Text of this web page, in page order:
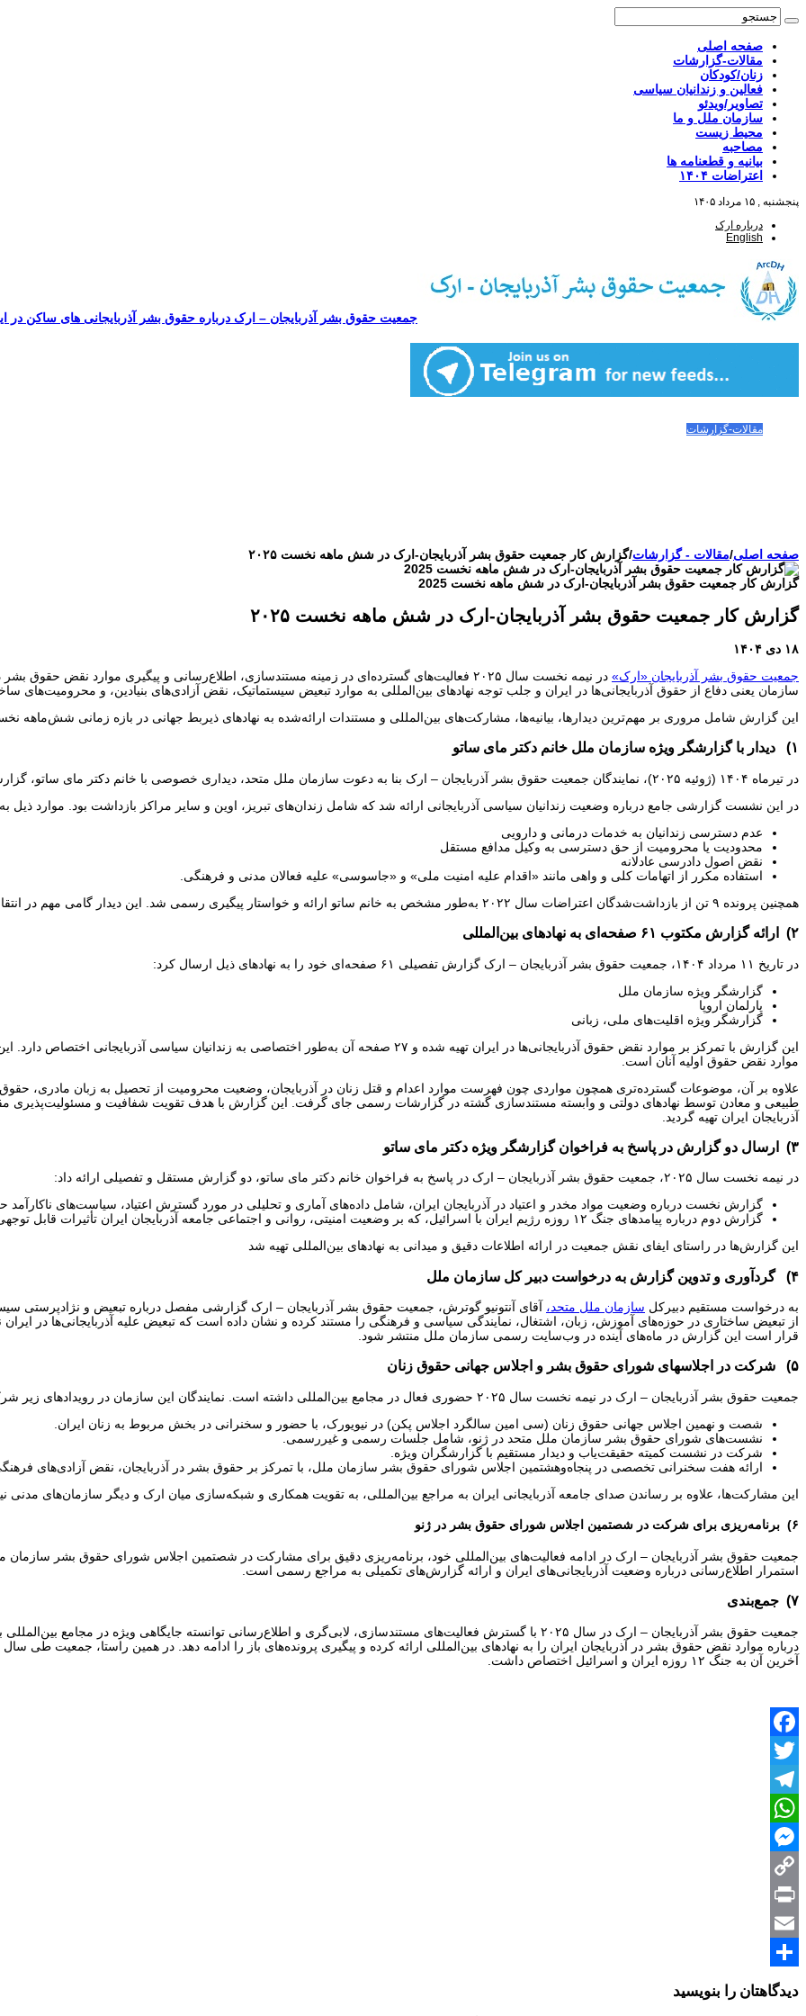
صفحه اصلی
مقالات-گزارشات
زنان/کودکان
فعالین و زندانیان سیاسی
تصاویر/ویدئو
سازمان ملل و ما
محیط زیست
مصاحبه
بیانیه و قطعنامه ها
اعتراضات ۱۴۰۴
پنجشنبه , ۱۵ مرداد ۱۴۰۵
درباره ارک
English
جمعیت حقوق بشر آذربایجان – ارک درباره حقوق بشر آذربایجانی های ساکن در
مقالات-گزارشات
صفحه اصلی/مقالات - گزارشات/گزارش کار جمعیت حقوق بشر آذربایجان-ارک در شش ماهه نخست ۲۰۲۵
گزارش کار جمعیت حقوق بشر آذربایجان-ارک در شش ماهه نخست 2025
گزارش کار جمعیت حقوق بشر آذربایجان-ارک در شش ماهه نخست ۲۰۲۵
۱۸ دی ۱۴۰۴
جمعیت حقوق بشر آذربایجان «ارک»
در نیمه نخست سال ۲۰۲۵ فعالیت‌های گسترده‌ای در زمینه مستندسازی، اطلاع‌رسانی و پیگیری موارد
سازمان یعنی دفاع از حقوق آذربایجانی‌ها در ایران و جلب توجه نهادهای بین‌المللی به موارد تبعیض سیستماتیک، نقض آزادی‌های بنیادین، و
این گزارش شامل مروری بر مهم‌ترین دیدارها، بیانیه‌ها، مشارکت‌های بین‌المللی و مستندات ارائه‌شده به نهادهای ذیربط جهانی در بازه زمانی شش‌ماهه نخست سال
۱) دیدار با گزارشگر ویژه سازمان ملل خانم دکتر مای ساتو
در تیرماه ۱۴۰۴ (ژوئیه ۲۰۲۵)، نمایندگان جمعیت حقوق بشر آذربایجان – ارک بنا به دعوت سازمان ملل متحد، دیداری خصوصی با خانم دکتر مای ساتو، گزارشگر ویژه سازمان ملل در امور ایران، برگزار کردند.
در این نشست گزارشی جامع درباره وضعیت زندانیان سیاسی آذربایجانی ارائه شد که شامل زندان‌های تبریز، اوین و سایر مراکز بازداشت بود. موارد
عدم دسترسی زندانیان به خدمات درمانی و دارویی
محدودیت یا محرومیت از حق دسترسی به وکیل مدافع مستقل
نقض اصول دادرسی عادلانه
استفاده مکرر از اتهامات کلی و واهی مانند «اقدام علیه امنیت ملی» و «جاسوسی» علیه فعالان مدنی و فرهنگی.
همچنین پرونده ۹ تن از بازداشت‌شدگان اعتراضات سال ۲۰۲۲ به‌طور مشخص به خانم ساتو ارائه و خواستار پیگیری رسمی شد. این دیدار گامی مهم در انتقال مستقیم صدای جامعه آذربایجانی ایران به مراجع بین‌المللی بود.
۲) ارائه گزارش مکتوب ۶۱ صفحه‌ای به نهادهای بین‌المللی
در تاریخ ۱۱ مرداد ۱۴۰۴، جمعیت حقوق بشر آذربایجان – ارک گزارش تفصیلی ۶۱ صفحه‌ای خود را به نهادهای ذیل ارسال کرد:
گزارشگر ویژه سازمان ملل
پارلمان اروپا
گزارشگر ویژه اقلیت‌های ملی، زبانی
این گزارش با تمرکز بر موارد نقض حقوق آذربایجانی‌ها در ایران تهیه شده و ۲۷ صفحه آن به‌طور اختصاصی به
موارد نقض حقوق اولیه آنان است.
علاوه بر آن، موضوعات گسترده‌تری همچون مواردی چون فهرست موارد اعدام و قتل زنان در آذربایجان، وضعیت محرومیت از تحصیل به زبان مادری، حقوق
طبیعی و معادن توسط نهادهای دولتی و وابسته مستندسازی گشته در گزارشات رسمی جای گرفت. این گزارش با هدف تقویت شفافیت و مسئولیت‌پذیری
آذربایجان ایران تهیه گردید.
۳) ارسال دو گزارش در پاسخ به فراخوان گزارشگر ویژه دکتر مای ساتو
در نیمه نخست سال ۲۰۲۵، جمعیت حقوق بشر آذربایجان – ارک در پاسخ به فراخوان خانم دکتر مای ساتو، دو گزارش مستقل و تفصیلی ارائه داد:
گزارش نخست درباره وضعیت مواد مخدر و اعتیاد در آذربایجان ایران، شامل داده‌های آماری و تحلیلی در مورد گسترش اعتیاد، سیاست‌های ناکارآمد
گزارش دوم درباره پیامدهای جنگ ۱۲ روزه رژیم ایران با اسرائیل، که بر وضعیت امنیتی، روانی و اجتماعی جامعه آذربایجان ایران تأثیرات قابل توجهی گذاشته است.
این گزارش‌ها در راستای ایفای نقش جمعیت در ارائه اطلاعات دقیق و میدانی به نهادهای بین‌المللی تهیه شد
۴) گردآوری و تدوین گزارش به درخواست دبیر کل سازمان ملل
به درخواست مستقیم دبیرکل سازمان ملل متحد، آقای آنتونیو گوترش، جمعیت حقوق بشر آذربایجان – ارک گزارشی مفصل درباره تبعیض و نژادپرستی
از تبعیض ساختاری در حوزه‌های آموزش، زبان، اشتغال، نمایندگی سیاسی و فرهنگی را مستند کرده و نشان داده است که تبعیض علیه آذربایجانی‌ها در
قرار است این گزارش در ماه‌های آینده در وب‌سایت رسمی سازمان ملل منتشر شود.
۵) شرکت در اجلاسهای شورای حقوق بشر و اجلاس جهانی حقوق زنان
جمعیت حقوق بشر آذربایجان – ارک در نیمه نخست سال ۲۰۲۵ حضوری فعال در مجامع بین‌المللی داشته است. نمایندگان این سازمان در رویدادهای زیر شرکت کردند:
شصت و نهمین اجلاس جهانی حقوق زنان (سی امین سالگرد اجلاس پکن) در نیویورک، با حضور و سخنرانی در بخش مربوط به زنان ایران.
نشست‌های شورای حقوق بشر سازمان ملل متحد در ژنو، شامل جلسات رسمی و غیررسمی.
شرکت در نشست کمیته حقیقت‌یاب و دیدار مستقیم با گزارشگران ویژه.
ارائه هفت سخنرانی تخصصی در پنجاه‌وهشتمین اجلاس شورای حقوق بشر سازمان ملل، با تمرکز بر حقوق بشر در آذربایجان، نقض آزادی‌های
این مشارکت‌ها، علاوه بر رساندن صدای جامعه آذربایجانی ایران به مراجع بین‌المللی، به تقویت همکاری و شبکه‌سازی میان ارک و دیگر سازمان‌های مدنی
۶) برنامه‌ریزی برای شرکت در شصتمین اجلاس شورای حقوق بشر در ژنو
استمرار اطلاع‌رسانی درباره وضعیت آذربایجانی‌های ایران و ارائه گزارش‌های تکمیلی به مراجع رسمی است.
۷) جمع‌بندی
جمعیت حقوق بشر آذربایجان – ارک در سال ۲۰۲۵ با گسترش فعالیت‌های مستندسازی، لابی‌گری و اطلاع‌رسانی توانسته جایگاهی
آخرین آن به جنگ ۱۲ روزه ایران و اسرائیل اختصاص داشت.
Facebook
Twitter
Telegram
WhatsApp
Messenger
Copy
Link
Print
Email
Share
دیدگاهتان را بنویسید